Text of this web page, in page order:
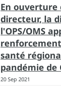
En ouverture
directeur, la
l'OPS/OMS
santé
pandémie de
20 Sep 2021